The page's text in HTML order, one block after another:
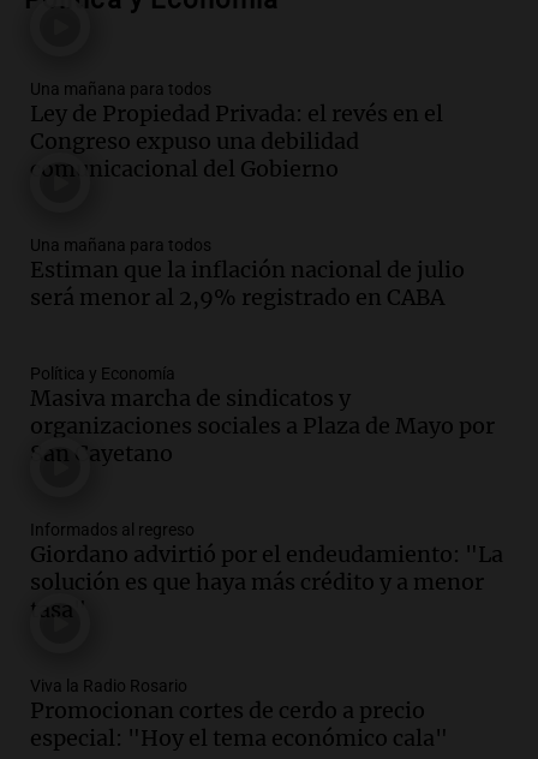
Episodios
Audio.Murió Jorge Messi
Una mañana para todos
Audio.Mateo, a los 25 años, lucha
contra el tiempo: necesita un trasplante
para poder seguir viviend
Episodios
Audio.Estiman que la inflación nacional
de julio será menor al 2,9% registrado
en CABA
Audio.Altas Cumbres: rescataron a una
cabra que llevaba ocho días atrapada en
un precipicio
Audio.Chile planteó mejorar la
conectividad fronteriza, aérea y digital
con Jujuy
Una mañana para todos
Ley de Propiedad Privada: el revés en el
Congreso expuso una debilidad
comunicacional del Gobierno
Una mañana para todos
Estiman que la inflación nacional de julio
será menor al 2,9% registrado en CABA
Política y Economía
Masiva marcha de sindicatos y
organizaciones sociales a Plaza de Mayo por
San Cayetano
Informados al regreso
Giordano advirtió por el endeudamiento: "La
solución es que haya más crédito y a menor
tasa"
Viva la Radio Rosario
Promocionan cortes de cerdo a precio
especial: "Hoy el tema económico cala"